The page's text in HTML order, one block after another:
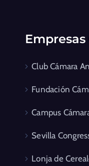
Club Cámara
Fundación
Campus
Sevilla
Lonja de